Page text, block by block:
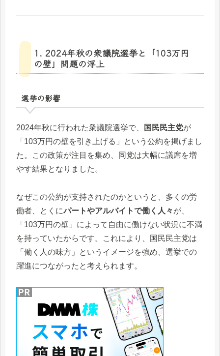
1. 2024年秋の衆議院選挙と「103万円
の壁」問題の浮上
選挙の影響
2024年秋に行われた衆議院選挙で、 国民民主党が
「103万円の壁を引き上げる」という公約を掲げまし
た。この政策が注目を集め、同党は大幅に議席を増
やす結果となりました。
なぜこの公約が支持されたのかというと、多くの労
働者、とくにパートやアルバイトで働く人々が、
「103万円の壁」によって自由に働けない状況に不満
を持っていたからです。これにより、国民民主党は
「働く人の味方」というイメージを強め、選挙での
躍進につながったと考えられます。